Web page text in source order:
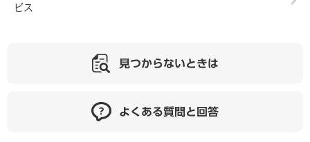
ビス
見つからないときは
よくある質問と回答